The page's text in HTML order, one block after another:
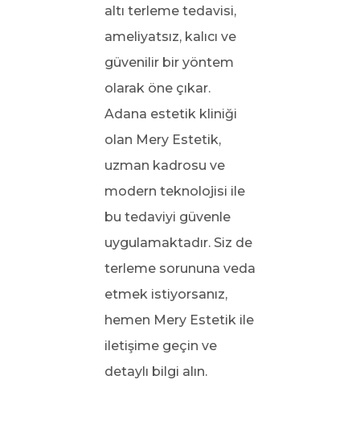
altı terleme tedavisi,
ameliyatsız, kalıcı ve
güvenilir bir yöntem
olarak öne çıkar.
Adana estetik kliniği
olan Mery Estetik,
uzman kadrosu ve
modern teknolojisi ile
bu tedaviyi güvenle
uygulamaktadır. Siz de
terleme sorununa veda
etmek istiyorsanız,
hemen Mery Estetik ile
iletişime geçin ve
detaylı bilgi alın.